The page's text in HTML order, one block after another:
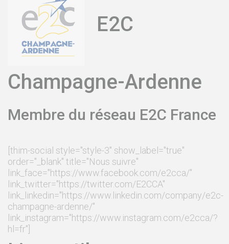
E2C
Champagne-Ardenne
Membre du réseau E2C France
[thim-social style="style-3" show_label="true"
order="_blank" title="Nous suivre"
link_face="https://www.facebook.com/e2cca/"
link_twitter="https://twitter.com/E2CCA"
link_linkedin="https://www.linkedin.com/company/e2c-
champagne-ardenne/"
link_instagram="https://www.instagram.com/e2cca/?
hl=fr"]